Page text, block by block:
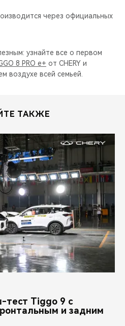
через официальных
узнайте все о первом
8 PRO e+ от CHERY и
воздухе всей семьей.
ТАКЖЕ
тест Tiggo 9 с
и задним